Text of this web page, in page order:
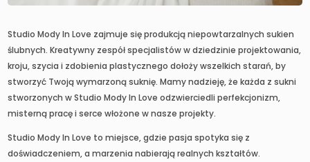
Studio Mody In Love zajmuje się produkcją niepowtarzalnych sukien
ślubnych. Kreatywny zespół specjalistów w dziedzinie projektowania,
kroju, szycia i zdobienia plastycznego dołoży wszelkich starań, by
stworzyć Twoją wymarzoną suknię. Mamy nadzieję, że każda z sukni
stworzonych w Studio Mody In Love odzwierciedli perfekcjonizm,
misterną pracę i serce włożone w nasze projekty.
Studio Mody In Love to miejsce, gdzie pasja spotyka się z
doświadczeniem, a marzenia nabierają realnych kształtów.